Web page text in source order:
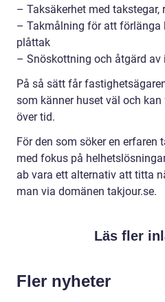
– Taksäkerhet med
– Takmålning för att förlänga
plåttak
– Snöskottning och åtgärd av
På så sätt får
som känner huset väl och
över tid.
För den som söker en erfaren
med fokus på
ab vara ett alternativ att titta
man via domänen takjour.se.
Läs fler
Fler nyheter